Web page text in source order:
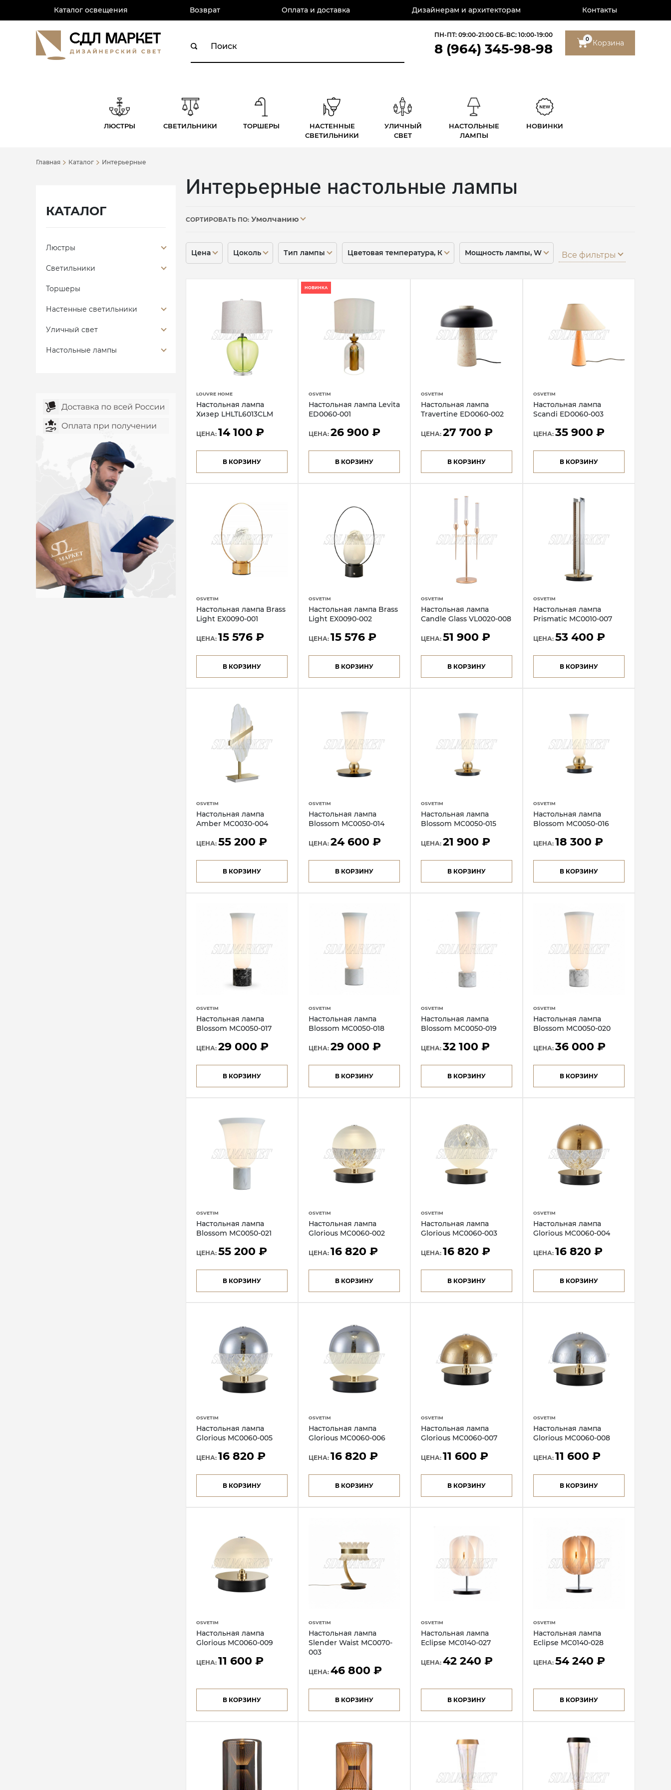
Каталог освещения Возврат Оплата и доставка Дизайнерам и архитекторам Контакты
ПН-ПТ: 09:00-21:00СБ-ВС: 10:00-19:00
8 (964) 345-98-98
0 Корзина
ЛЮСТРЫ СВЕТИЛЬНИКИ ТОРШЕРЫ
НАСТЕННЫЕ
СВЕТИЛЬНИКИ
УЛИЧНЫЙ
СВЕТ
НАСТОЛЬНЫЕ
ЛАМПЫ
НОВИНКИ
Главная Каталог Интерьерные
КАТАЛОГ
Люстры
Светильники
Торшеры
Настенные светильники
Уличный свет
Настольные лампы
Интерьерные настольные лампы
СОРТИРОВАТЬ ПО: Умолчанию
Цена Цоколь Тип лампы Цветовая температура, К Мощность лампы, W Все фильтры
LOUVRE HOME
Настольная лампа
Хизер LHLTL6013CLM
ЦЕНА: 14 100 ₽
В КОРЗИНУ
НОВИНКА
OSVETIM
Настольная лампа Levita
ED0060-001
ЦЕНА: 26 900 ₽
В КОРЗИНУ
OSVETIM
Настольная лампа
Travertine ED0060-002
ЦЕНА: 27 700 ₽
В КОРЗИНУ
OSVETIM
Настольная лампа
Scandi ED0060-003
ЦЕНА: 35 900 ₽
В КОРЗИНУ
OSVETIM
Настольная лампа Brass
Light EX0090-001
ЦЕНА: 15 576 ₽
В КОРЗИНУ
OSVETIM
Настольная лампа Brass
Light EX0090-002
ЦЕНА: 15 576 ₽
В КОРЗИНУ
OSVETIM
Настольная лампа
Candle Glass VL0020-008
ЦЕНА: 51 900 ₽
В КОРЗИНУ
OSVETIM
Настольная лампа
Prismatic MC0010-007
ЦЕНА: 53 400 ₽
В КОРЗИНУ
OSVETIM
Настольная лампа
Amber MC0030-004
ЦЕНА: 55 200 ₽
В КОРЗИНУ
OSVETIM
Настольная лампа
Blossom MC0050-014
ЦЕНА: 24 600 ₽
В КОРЗИНУ
OSVETIM
Настольная лампа
Blossom MC0050-015
ЦЕНА: 21 900 ₽
В КОРЗИНУ
OSVETIM
Настольная лампа
Blossom MC0050-016
ЦЕНА: 18 300 ₽
В КОРЗИНУ
OSVETIM
Настольная лампа
Blossom MC0050-017
ЦЕНА: 29 000 ₽
В КОРЗИНУ
OSVETIM
Настольная лампа
Blossom MC0050-018
ЦЕНА: 29 000 ₽
В КОРЗИНУ
OSVETIM
Настольная лампа
Blossom MC0050-019
ЦЕНА: 32 100 ₽
В КОРЗИНУ
OSVETIM
Настольная лампа
Blossom MC0050-020
ЦЕНА: 36 000 ₽
В КОРЗИНУ
OSVETIM
Настольная лампа
Blossom MC0050-021
ЦЕНА: 55 200 ₽
В КОРЗИНУ
OSVETIM
Настольная лампа
Glorious MC0060-002
ЦЕНА: 16 820 ₽
В КОРЗИНУ
OSVETIM
Настольная лампа
Glorious MC0060-003
ЦЕНА: 16 820 ₽
В КОРЗИНУ
OSVETIM
Настольная лампа
Glorious MC0060-004
ЦЕНА: 16 820 ₽
В КОРЗИНУ
OSVETIM
Настольная лампа
Glorious MC0060-005
ЦЕНА: 16 820 ₽
В КОРЗИНУ
OSVETIM
Настольная лампа
Glorious MC0060-006
ЦЕНА: 16 820 ₽
В КОРЗИНУ
OSVETIM
Настольная лампа
Glorious MC0060-007
ЦЕНА: 11 600 ₽
В КОРЗИНУ
OSVETIM
Настольная лампа
Glorious MC0060-008
ЦЕНА: 11 600 ₽
В КОРЗИНУ
OSVETIM
Настольная лампа
Glorious MC0060-009
ЦЕНА: 11 600 ₽
В КОРЗИНУ
OSVETIM
Настольная лампа
Slender Waist MC0070-
003
ЦЕНА: 46 800 ₽
В КОРЗИНУ
OSVETIM
Настольная лампа
Eclipse MC0140-027
ЦЕНА: 42 240 ₽
В КОРЗИНУ
OSVETIM
Настольная лампа
Eclipse MC0140-028
ЦЕНА: 54 240 ₽
В КОРЗИНУ